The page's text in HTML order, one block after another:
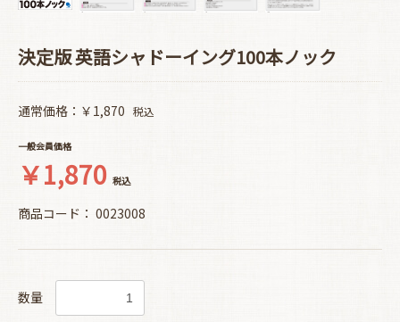
決定版 英語シャドーイング100本ノック
通常価格：￥1,870 税込
一般会員価格
￥1,870 税込
商品コード： 0023008
数量